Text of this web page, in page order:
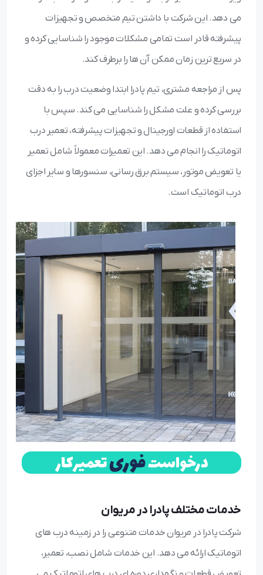
می دهد. این شرکت با داشتن تیم متخصص و تجهیزات
پیشرفته قادر است تمامی مشکلات موجود را شناسایی کرده و
در سریع ترین زمان ممکن آن ها را برطرف کند.
پس از مراجعه مشتری، تیم پادرا ابتدا وضعیت درب را به دقت
بررسی کرده و علت مشکل را شناسایی می کند. سپس با
استفاده از قطعات اورجینال و تجهیزات پیشرفته، تعمیر درب
اتوماتیک را انجام می دهد. این تعمیرات معمولاً شامل تعمیر
یا تعویض موتور، سیستم برق رسانی، سنسورها و سایر اجزای
درب اتوماتیک است.
خدمات مختلف پادرا در مریوان
شرکت پادرا در مریوان خدمات متنوعی را در زمینه درب های
اتوماتیک ارائه می دهد. این خدمات شامل نصب، تعمیر،